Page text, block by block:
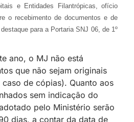
e Entidades Filantrópicas, ofício
o recebimento de documentos e de
para a Portaria SNJ 06, de 1º
ano, o MJ não está
que não sejam originais
de cópias). Quanto aos
sem indicação do
pelo Ministério serão
dias, a contar da data de